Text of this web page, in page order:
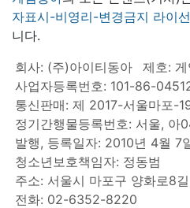
자표시-비영리-변경금지 라이
니다.
회사: (주)아이티동아
제호:
사업자등록번호: 101-86-
통신판매: 제 2017-서울마포-
정기간행물등록번호: 서울, 아
발행, 등록일자: 2010년 4월 7
청소년보호책임자: 정동범
주소: 서울시 마포구 양화로8
전화: 02-6352-8220